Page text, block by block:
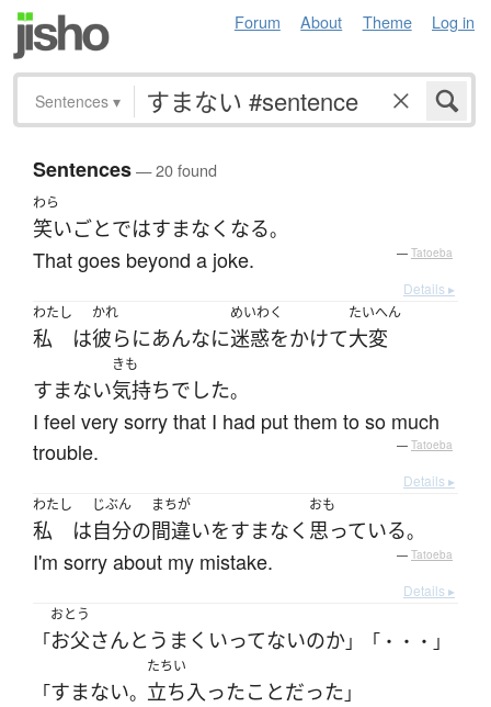
Forum About Theme Log in
Sentences ▾
Sentences— 20 found
わら
笑いごとではすまなく なる。
That goes beyond a joke. — Tatoeba
Details ▸
わたし
私 は
かれ
彼らにあんなに
めいわく
迷惑をかけて
たいへん
大変
すまない
きも
気持ちでした。
I feel very sorry that I had put them to so much
trouble.
— Tatoeba
Details ▸
わたし
私 は
じぶん
自分の
まちが
間違いをすまなく
おも
思っている。
I'm sorry about my mistake. — Tatoeba
Details ▸
「
おとう
お父さんと うまくいってないのか」「・・・」
「すまない。
たちい
立ち入ったことだった 」